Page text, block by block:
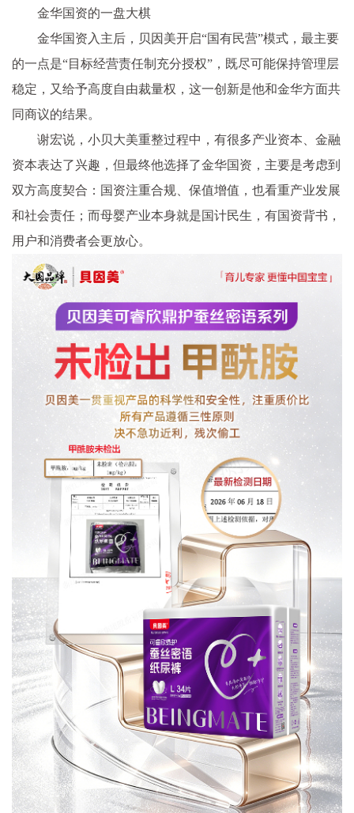
金华国资的一盘大棋
金华国资入主后，贝因美开启“国有民营”模式，最主要
的一点是“目标经营责任制充分授权”，既尽可能保持管理层
稳定，又给予高度自由裁量权，这一创新是他和金华方面共
同商议的结果。
谢宏说，小贝大美重整过程中，有很多产业资本、金融
资本表达了兴趣，但最终他选择了金华国资，主要是考虑到
双方高度契合：国资注重合规、保值增值，也看重产业发展
和社会责任；而母婴产业本身就是国计民生，有国资背书，
用户和消费者会更放心。